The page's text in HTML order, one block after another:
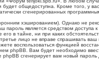
общедоступна. Кроме того, у
сгенерированных
хэшированием). Однако не
пароль является средством
в тайне, ни при каких
лицо не вправе спрашивать
воспользоваться функцией
phpBB. Вам будет необходимо
phpBB сгенерирует вам новый